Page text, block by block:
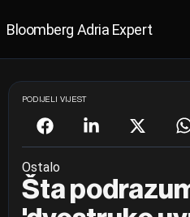
Bloomberg Adria Expert
PODIJELI VIJEST
Ostalo
Šta